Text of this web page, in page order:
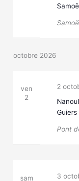
octobre 2026
ven
2
Guiers
2
Pont
sam
3